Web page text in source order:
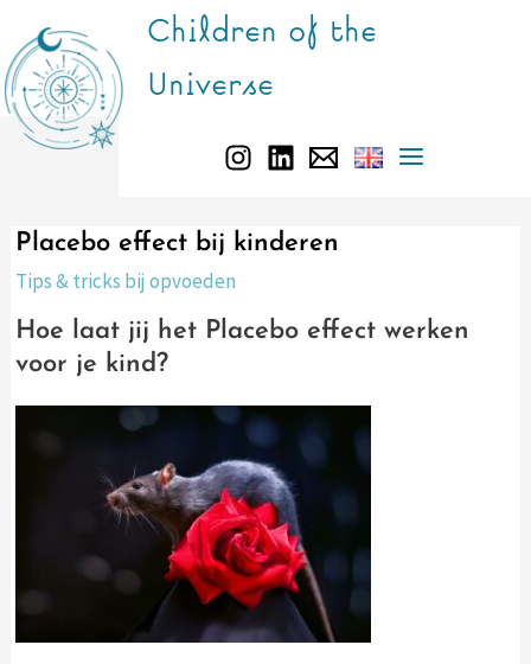
naar
inhoud
Children of the
Universe
Placebo effect bij kinderen
Tips & tricks bij opvoeden
Hoe laat jij het Placebo effect werken
voor je kind?